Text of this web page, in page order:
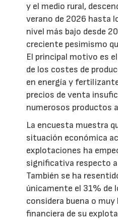
y el medio rural,
verano de 2026 hasta
nivel más bajo desde
creciente pesimismo
El principal motivo es
de los costes de
en energía y
precios de venta
numerosos productos
La encuesta muestra
situación económica
explotaciones ha
significativa respecto a
También se ha
únicamente el 31% de
considera buena o
financiera de su